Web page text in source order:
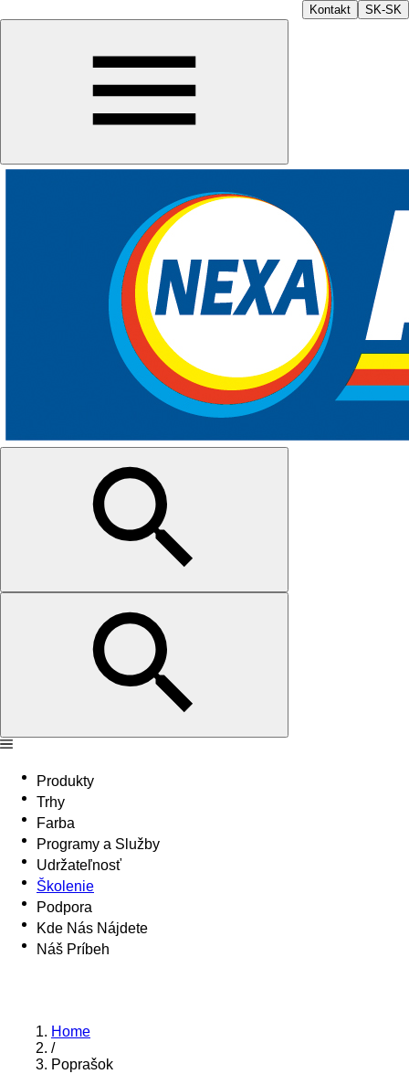
Kontakt SK-SK
Produkty
Trhy
Farba
Programy a Služby
Udržateľnosť
Školenie
Podpora
Kde Nás Nájdete
Náš Príbeh
Home
/
Poprašok